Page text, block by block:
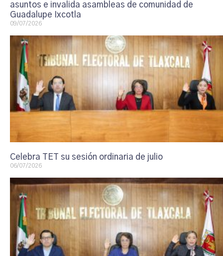
asuntos e invalida asambleas de comunidad de
Guadalupe Ixcotla
09/07/2026
Celebra TET su sesión ordinaria de julio
06/07/2026